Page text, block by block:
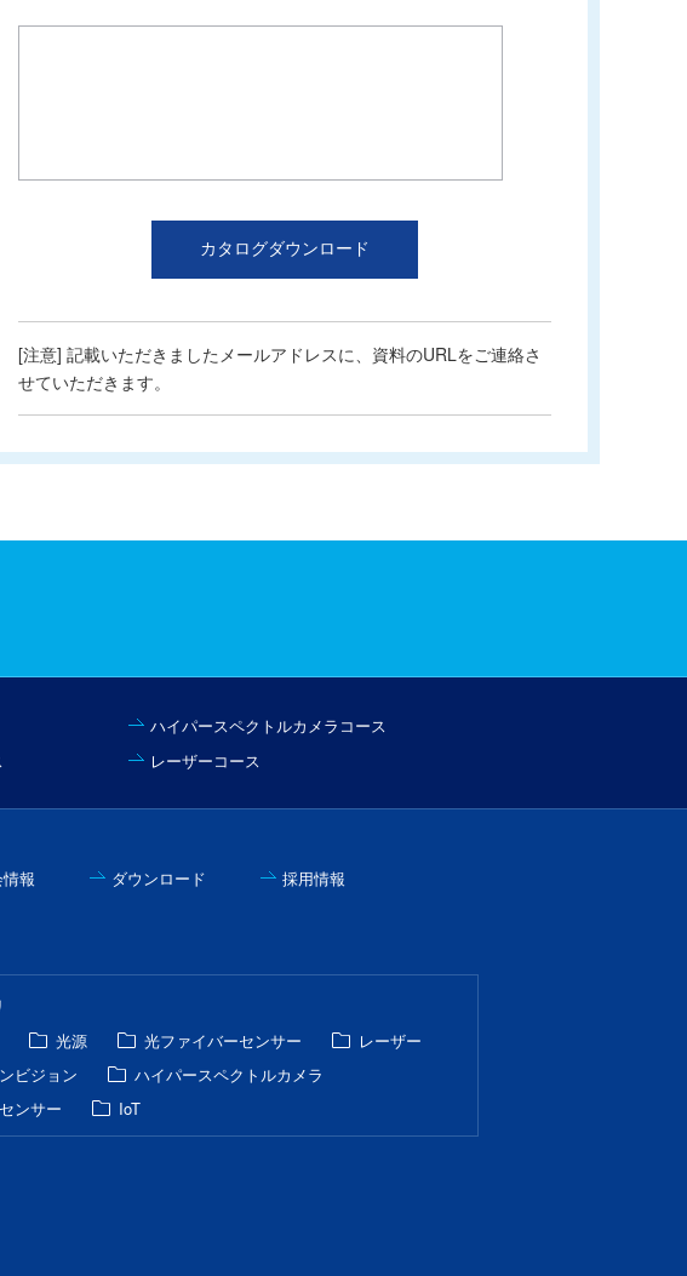
カタログダウンロード
[注意] 記載いただきましたメールアドレスに、資料のURLをご連絡さ
せていただきます。
ハイパースペクトルカメラコース
レーザーコース
報 ダウンロード
採用情報
光源 光ファイバーセンサー
レーザー
ビジョン
ハイパースペクトルカメラ
ンサー
IoT